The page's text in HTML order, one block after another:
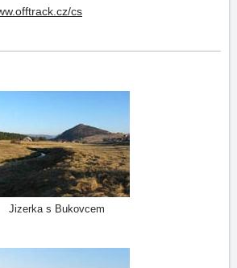
cs
Jizerka s Bukovcem